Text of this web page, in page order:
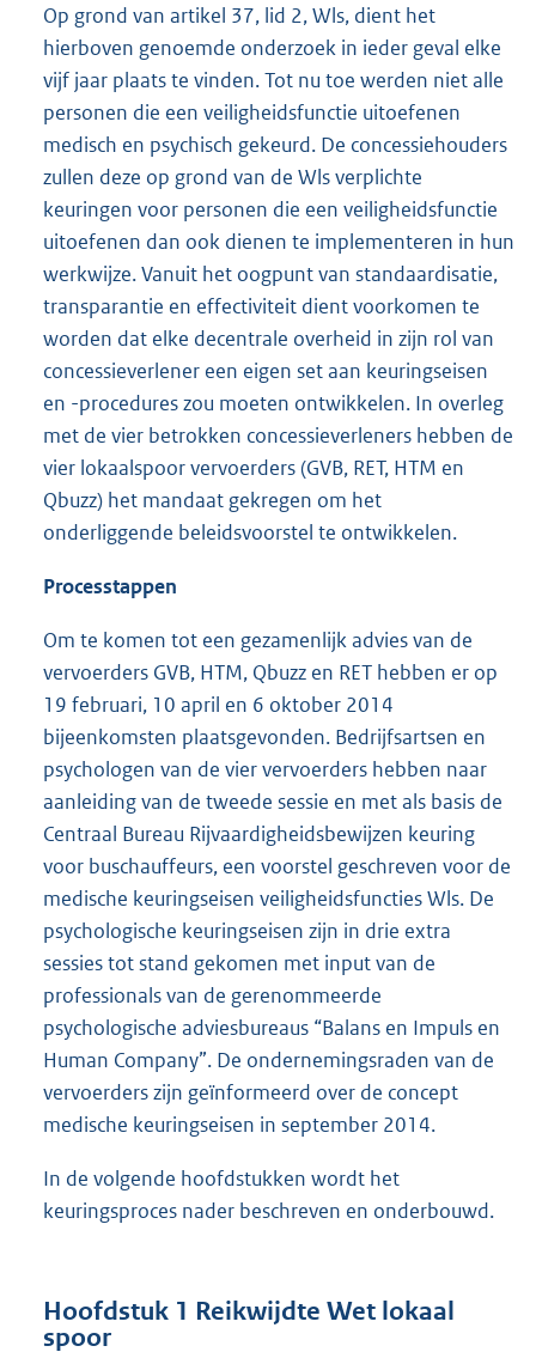
Op grond van artikel 37, lid 2, Wls, dient het
hierboven genoemde onderzoek in ieder geval elke
vijf jaar plaats te vinden. Tot nu toe werden niet alle
personen die een veiligheidsfunctie uitoefenen
medisch en psychisch gekeurd. De concessiehouders
zullen deze op grond van de Wls verplichte
keuringen voor personen die een veiligheidsfunctie
uitoefenen dan ook dienen te implementeren in hun
werkwijze. Vanuit het oogpunt van standaardisatie,
transparantie en effectiviteit dient voorkomen te
worden dat elke decentrale overheid in zijn rol van
concessieverlener een eigen set aan keuringseisen
en -procedures zou moeten ontwikkelen. In overleg
met de vier betrokken concessieverleners hebben de
vier lokaalspoor vervoerders (GVB, RET, HTM en
Qbuzz) het mandaat gekregen om het
onderliggende beleidsvoorstel te ontwikkelen.
Processtappen
Om te komen tot een gezamenlijk advies van de
vervoerders GVB, HTM, Qbuzz en RET hebben er op
19 februari, 10 april en 6 oktober 2014
bijeenkomsten plaatsgevonden. Bedrijfsartsen en
psychologen van de vier vervoerders hebben naar
aanleiding van de tweede sessie en met als basis de
Centraal Bureau Rijvaardigheidsbewijzen keuring
voor buschauffeurs, een voorstel geschreven voor de
medische keuringseisen veiligheidsfuncties Wls. De
psychologische keuringseisen zijn in drie extra
sessies tot stand gekomen met input van de
professionals van de gerenommeerde
psychologische adviesbureaus “Balans en Impuls en
Human Company”. De ondernemingsraden van de
vervoerders zijn geïnformeerd over de concept
medische keuringseisen in september 2014.
In de volgende hoofdstukken wordt het
keuringsproces nader beschreven en onderbouwd.
Hoofdstuk 1 Reikwijdte Wet lokaal
spoor